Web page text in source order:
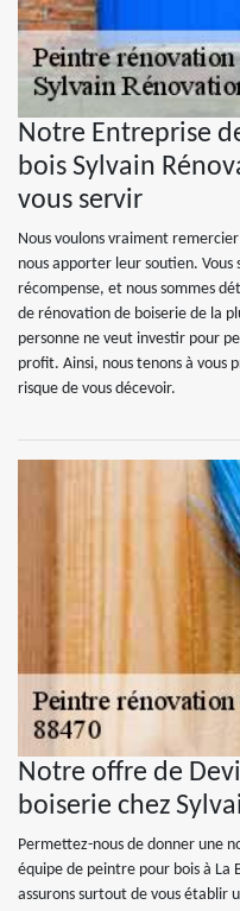
Notre Entreprise
bois Sylvain
vous servir
Nous voulons vraiment
nous apporter leur soutien.
récompense, et nous sommes
de rénovation de boiserie de la
personne ne veut investir pour
profit. Ainsi, nous tenons à vous
risque de vous décevoir.
Notre offre de
boiserie chez
Permettez-nous de donner une
équipe de peintre pour bois à La
assurons surtout de vous établir